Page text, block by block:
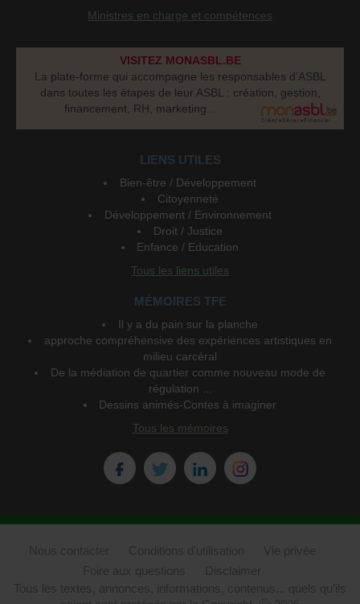
Ministres en charge et compétences
VISITEZ MONASBL.BE
La plate-forme qui accompagne les responsables d’ASBL
dans toutes les étapes de leur ASBL : création, gestion,
financement, RH, marketing...
LIENS UTILES
Bien-être / Développement
Citoyenneté
Développement / Environnement
Droit / Justice
Enfance / Education
Tous les liens utiles
MÉMOIRES TFE
Il y a du pain sur la planche
approche compréhensive des expériences artistiques en
milieu carcéral
De la médiation de quartier comme nouveau mode de
régulation ...
Dessins animés-Contes à imaginer
Tous les mémoires